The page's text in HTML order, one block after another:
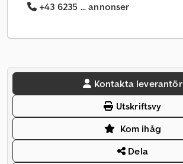
+43 6235 ... annonser
Kontakta leverantör
Utskriftsvy
Kom ihåg
Dela